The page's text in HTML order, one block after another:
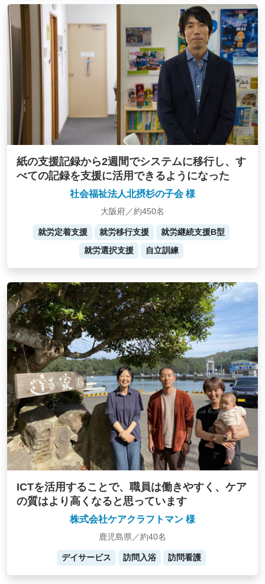
紙の支援記録から2週間でシステムに移行し、す
べての記録を支援に活用できるようになった
社会福祉法人北摂杉の子会 様
大阪府／約450名
就労定着支援 就労移行支援
就労継続支援B型
就労選択支援
自立訓練
ICTを活用することで、職員は働きやすく、ケア
の質はより高くなると思っています
株式会社ケアクラフトマン 様
鹿児島県／約40名
デイサービス 訪問入浴 訪問看護